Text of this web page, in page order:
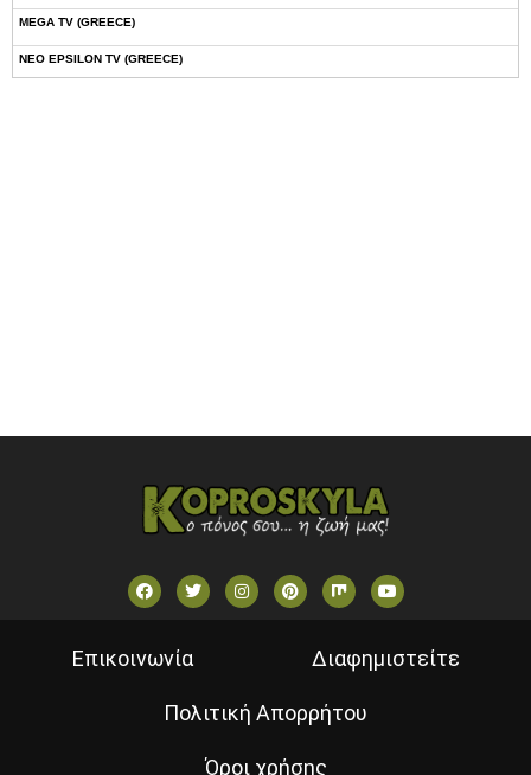
MEGA TV (GREECE)
NEO EPSILON TV (GREECE)
Επικοινωνία Διαφημιστείτε
Πολιτική Απορρήτου
Όροι χρήσης